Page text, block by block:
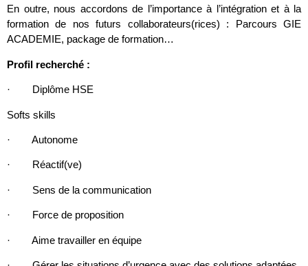
En outre, nous accordons de l’importance à l’intégration et à la
formation de nos futurs collaborateurs(rices) : Parcours GIE
ACADEMIE, package de formation…
Profil recherché :
· Diplôme HSE
Softs skills
· Autonome
· Réactif(ve)
· Sens de la communication
· Force de proposition
· Aime travailler en équipe